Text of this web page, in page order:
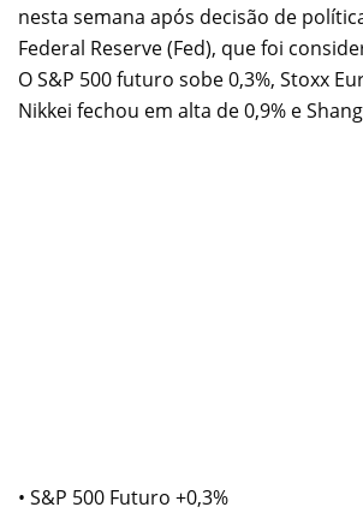
nesta semana após decisão de
Federal Reserve (Fed), que foi
O S&P 500 futuro sobe 0,3%, Stoxx
Nikkei fechou em alta de 0,9% e
• S&P 500 Futuro +0,3%